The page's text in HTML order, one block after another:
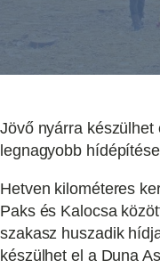
Jövő nyárra készülhet
legnagyobb
Hetven kilométeres
Paks és Kalocsa
szakasz huszadik
készülhet el a Duna